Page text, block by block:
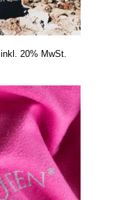
inkl. 20% MwSt.